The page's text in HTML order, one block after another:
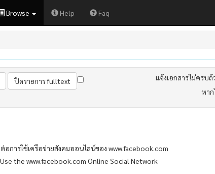
Browse Help Faq
แจ้งเอกสารไม่ครบ
หาก
การใช้เครือข่ายสังคมออนไลน์ของ www.facebook.com
the www.facebook.com Online Social Network